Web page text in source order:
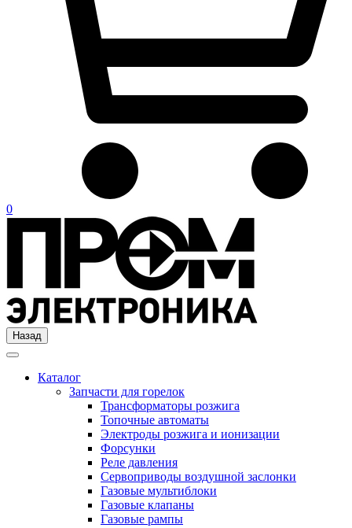
0
Назад
Каталог
Запчасти для горелок
Трансформаторы розжига
Топочные автоматы
Электроды розжига и ионизации
Форсунки
Реле давления
Сервоприводы воздушной заслонки
Газовые мультиблоки
Газовые клапаны
Газовые рампы